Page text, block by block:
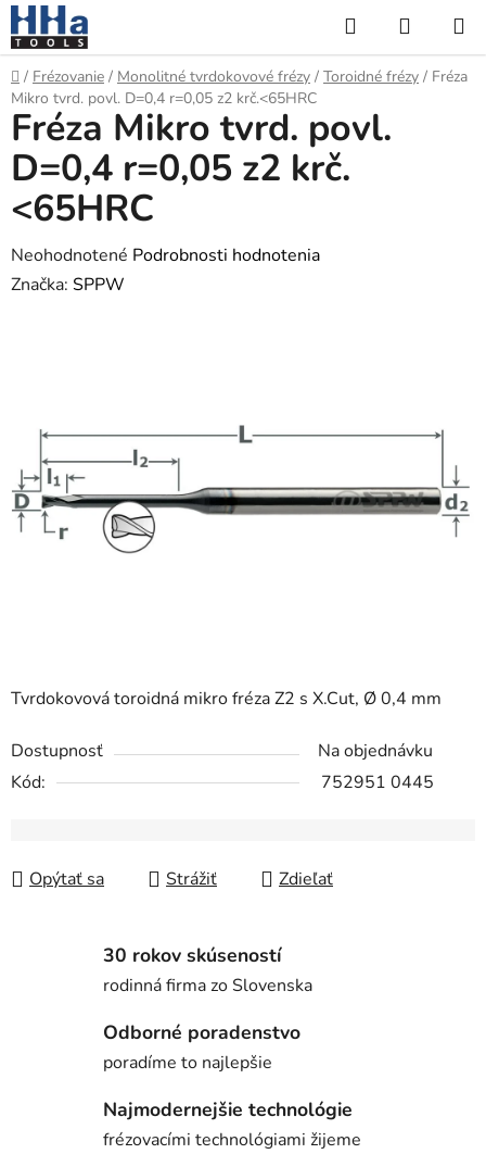
Prejsť
na
obsah
Hľadať
KOŠÍK
Domov
/ Frézovanie / Monolitné tvrdokovové frézy / Toroidné frézy / Fréza
Mikro tvrd. povl. D=0,4 r=0,05 z2 krč.<65HRC
Tvrdokovová toroidná mikro fréza Z2 s X.Cut, Ø 0,4 mm
Dostupnosť
Na objednávku
Kód:
752951 0445
Opýtať sa Strážiť Zdieľať
Fréza Mikro tvrd. povl.
D=0,4 r=0,05 z2 krč.
<65HRC
Priemerné
hodnotenie
hviezdičiek.
Neohodnotené Podrobnosti hodnotenia
Značka: SPPW
30 rokov skúseností
rodinná firma zo Slovenska
Odborné poradenstvo
poradíme to najlepšie
Najmodernejšie technológie
frézovacími technológiami žijeme